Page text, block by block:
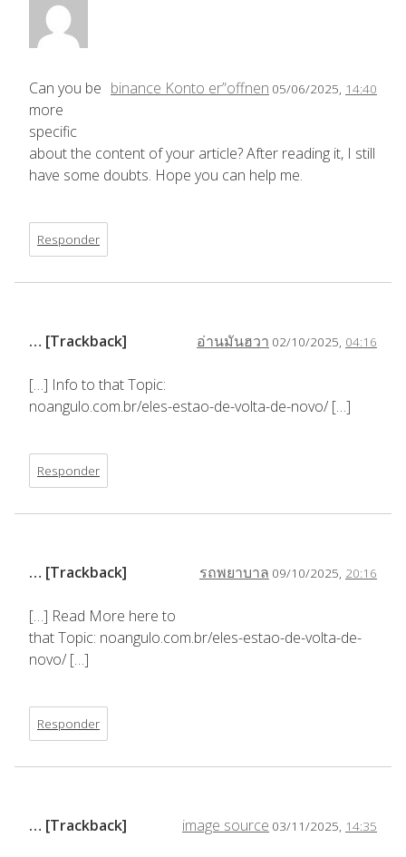
binance Konto er”offnen 05/06/2025, 14:40
Can you be
more
specific
about the content of your article? After reading it, I still
have some doubts. Hope you can help me.
Responder
อ่านมันฮวา 02/10/2025, 04:16
… [Trackback]
[…] Info to that Topic:
noangulo.com.br/eles-estao-de-volta-de-novo/ […]
Responder
รถพยาบาล 09/10/2025, 20:16
… [Trackback]
[…] Read More here to
that Topic: noangulo.com.br/eles-estao-de-volta-de-
novo/ […]
Responder
image source 03/11/2025, 14:35
… [Trackback]